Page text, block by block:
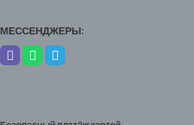
МЕССЕНДЖЕРЫ: